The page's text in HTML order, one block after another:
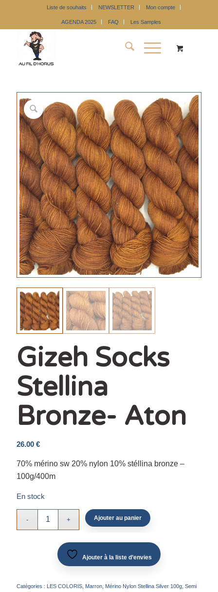
Liste de souhaits NEWSLETTER Mon compte
AGENDA 2025 FAQ Les Samples
Gizeh Socks
Stellina
Bronze- Aton
26.00 €
70% mérino sw 20% nylon 10% stéllina bronze –
100g/400m
En stock
Ajouter au panier
Ajouter à la liste d’envies
Catégories : LES COLORIS, Marron, Mérino Nylon Stellina Silver 100g, Semi